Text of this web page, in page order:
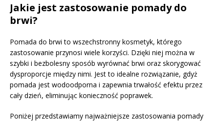
Jakie jest zastosowanie pomady do
brwi?
Pomada do brwi to wszechstronny kosmetyk, którego
zastosowanie przynosi wiele korzyści. Dzięki niej można w
szybki i bezbolesny sposób wyrównać brwi oraz skorygować
dysproporcje między nimi. Jest to idealne rozwiązanie, gdyż
pomada jest wodoodporna i zapewnia trwałość efektu przez
cały dzień, eliminując konieczność poprawek.
Poniżej przedstawiamy najważniejsze zastosowania pomady